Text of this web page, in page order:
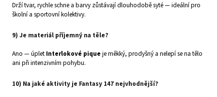
Drží tvar, rychle schne a barvy zůstávají dlouhodobě syté — ideální pro
školní a sportovní kolektivy.
9) Je materiál příjemný na těle?
Ano — úplet Interlokové pique je měkký, prodyšný a nelepí se na tělo
ani při intenzivním pohybu.
10) Na jaké aktivity je Fantasy 147 nejvhodnější?